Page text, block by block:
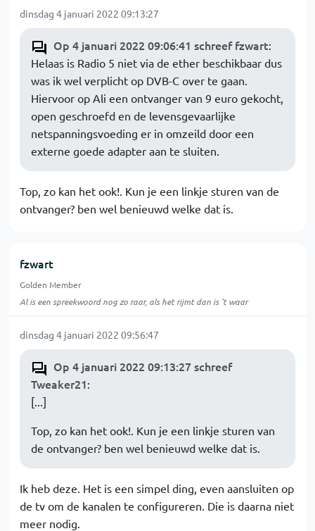
dinsdag 4 januari 2022 09:13:27
Op 4 januari 2022 09:06:41 schreef fzwart:
Helaas is Radio 5 niet via de ether beschikbaar dus
was ik wel verplicht op DVB-C over te gaan.
Hiervoor op Ali een ontvanger van 9 euro gekocht,
open geschroefd en de levensgevaarlijke
netspanningsvoeding er in omzeild door een
externe goede adapter aan te sluiten.
Top, zo kan het ook!. Kun je een linkje sturen van de
ontvanger? ben wel benieuwd welke dat is.
fzwart
Golden Member
Al is een spreekwoord nog zo raar, als het rijmt dan is 't waar
dinsdag 4 januari 2022 09:56:47
Op 4 januari 2022 09:13:27 schreef
Tweaker21:
[...]
Top, zo kan het ook!. Kun je een linkje sturen van
de ontvanger? ben wel benieuwd welke dat is.
Ik heb deze. Het is een simpel ding, even aansluiten op
de tv om de kanalen te configureren. Die is daarna niet
meer nodig.